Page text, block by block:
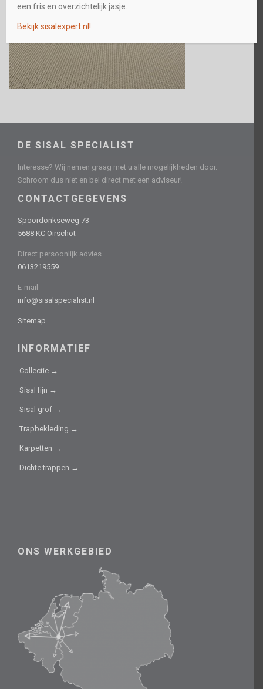
DE SISAL SPECIALIST
Interesse? Wij nemen graag met u alle mogelijkheden door.
Schroom dus niet en bel direct met een adviseur!
CONTACTGEGEVENS
Spoordonkseweg 73
5688 KC Oirschot
Direct persoonlijk advies
0613219559
E-mail
info@sisalspecialist.nl
Sitemap
INFORMATIEF
Collectie →
Sisal fijn →
Sisal grof →
Trapbekleding →
Karpetten →
Dichte trappen →
ONS WERKGEBIED
een fris en overzichtelijk jasje.
Bekijk sisalexpert.nl!